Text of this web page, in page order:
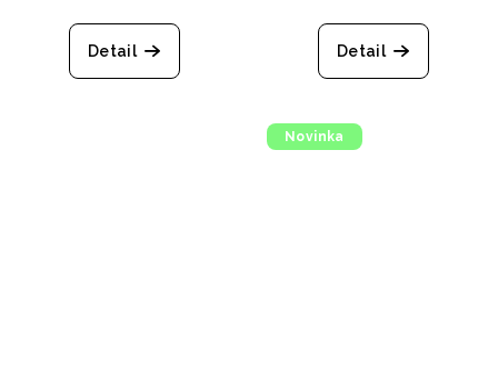
Detail Detail
Novinka